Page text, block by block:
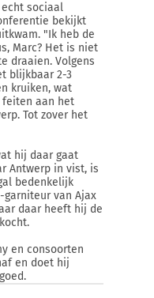
echt sociaal
bekijkt
"Ik heb de
Marc? Het is niet
draaien. Volgens
blijkbaar 2-3
kruiken, wat
aan het
Tot zover het
hij daar gaat
Antwerp in vist, is
bedenkelijk
van Ajax
daar heeft hij de
en consoorten
en doet hij